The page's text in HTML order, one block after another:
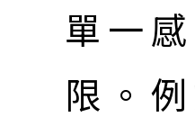
單一
限。